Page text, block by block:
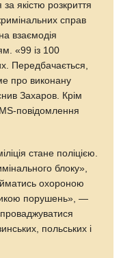
якістю розкриття
справ
взаємодія
«99 із 100
Передбачається,
про виконану
Захаров. Крім
повідомлення
стане поліцією.
блоку»,
охороною
порушень», —
польських і